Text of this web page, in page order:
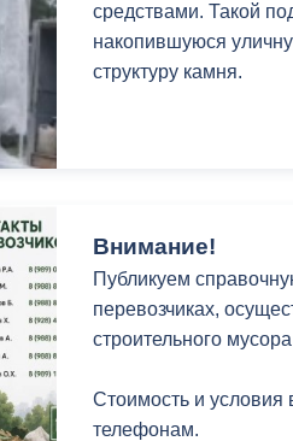
Порядок обжалования решений
действий органов местного
самоуправления
Выборы 2026
средствами. Такой
накопившуюся
структуру камня.
Внимание!
Публикуем
перевозчиках,
строительного
Стоимость и условия
телефонам.